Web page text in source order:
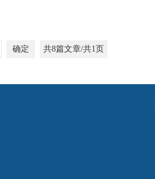
确定 共8篇文章/共1页